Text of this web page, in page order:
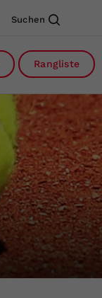
Suchen
Rangliste